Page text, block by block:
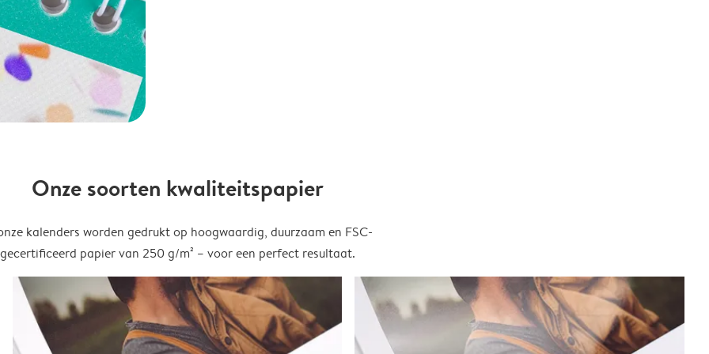
Onze soorten kwaliteitspapier
kalenders worden gedrukt op hoogwaardig, duurzaam en FSC-
gecertificeerd papier van 250 g/m² – voor een perfect resultaat.